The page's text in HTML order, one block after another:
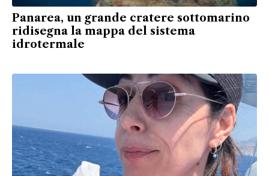
Panarea, un grande cratere sottomarino
ridisegna la mappa del sistema
idrotermale